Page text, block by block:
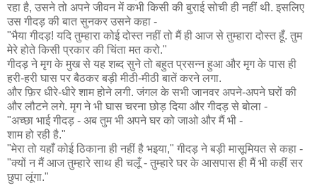
रहा है, उसने तो अपने जीवन में कभी किसी की बुराई सोची ही नहीं थी. इसलिए
उस गीदड़ की बात सुनकर उसने कहा -
"भैया गीदड़! यदि तुम्हारा कोई दोस्त नहीं तो मैं ही आज से तुम्हारा दोस्त हूँ. तुम
मेरे होते किसी प्रकार की चिंता मत करो."
गीदड़ ने मृग के मुख से यह शब्द सुने तो बहुत प्रसन्न हुआ और मृग के पास ही
हरी-हरी घास पर बैठकर बड़ी मीठी-मीठी बातें करने लगा.
और फ़िर धीरे-धीरे शाम होने लगी. जंगल के सभी जानवर अपने-अपने घरों की
और लौटने लगे. मृग ने भी घास चरना छोड़ दिया और गीदड़ से बोला -
"अच्छा भाई गीदड़ - अब तुम भी अपने घर को जाओ और मैं भी -
शाम हो रही है."
"मेरा तो यहाँ कोई ठिकाना ही नहीं है भइया," गीदड़ ने बड़ी मासूमियत से कहा -
"क्यों न मैं आज तुम्हारे साथ ही चलूँ - तुम्हारे घर के आसपास ही मैं भी कहीं सर
छुपा लूंगा."